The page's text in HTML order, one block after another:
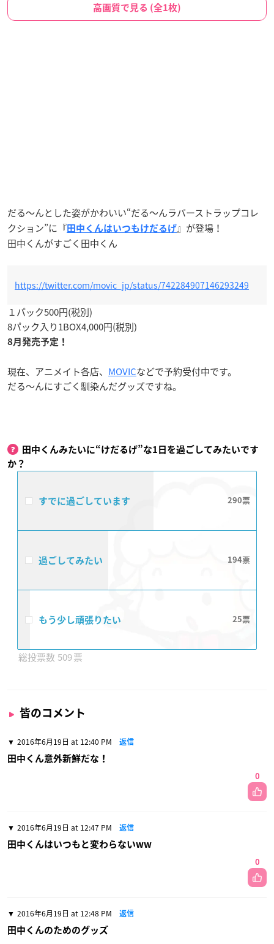
高画質で見る (全1枚)
だる〜んとした姿がかわいい“だる～んラバーストラップコレ
クション”に『 田中くんはいつもけだるげ』が登場！
田中くんがすごく田中くん
https://twitter.com/movic_jp/status/742284907146293249
１パック500円(税別)
8パック入り1BOX4,000円(税別)
8月発売予定！
現在、アニメイト各店、 MOVICなどで予約受付中です。
だる〜んにすごく馴染んだグッズですね。
田中くんみたいに“けだるげ”な1日を過ごしてみたいです
か？
すでに過ごしています 290
過ごしてみたい 194
もう少し頑張りたい 25
509
皆のコメント
2016年6月19日 at 12:40 PM 返信
田中くん意外新鮮だな！
0
2016年6月19日 at 12:47 PM 返信
田中くんはいつもと変わらないww
0
2016年6月19日 at 12:48 PM 返信
田中くんのためのグッズ